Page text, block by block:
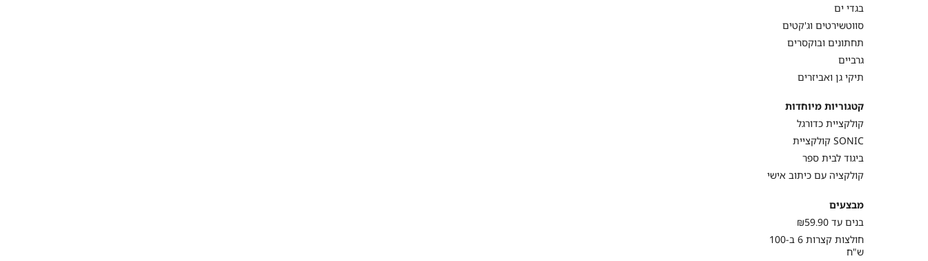
בגדי ים
סווטשירטים וג'קטים
תחתונים ובוקסרים
גרביים
תיקי גן ואביזרים
קטגוריות מיוחדות
קולקציית כדורגל
קולקציית SONIC
ביגוד לבית ספר
קולקציה עם כיתוב אישי
מבצעים
בנים עד ₪59.90
חולצות קצרות 6 ב-100
ש"ח